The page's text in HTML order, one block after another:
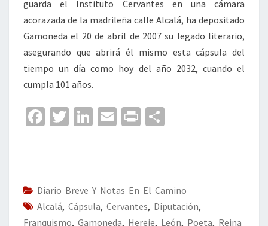
guarda el Instituto Cervantes en una cámara
acorazada de la madrileña calle Alcalá, ha depositado
Gamoneda el 20 de abril de 2007 su legado literario,
asegurando que abrirá él mismo esta cápsula del
tiempo un día como hoy del año 2032, cuando el
cumpla 101 años.
Fa
o
o
k
T
er
Li
dI
n
E
l
Pr
p
ar
tir
Diario Breve Y Notas En El Camino
Alcalá, Cápsula, Cervantes, Diputación,
Franquismo, Gamoneda, Hereje, León, Poeta, Reina